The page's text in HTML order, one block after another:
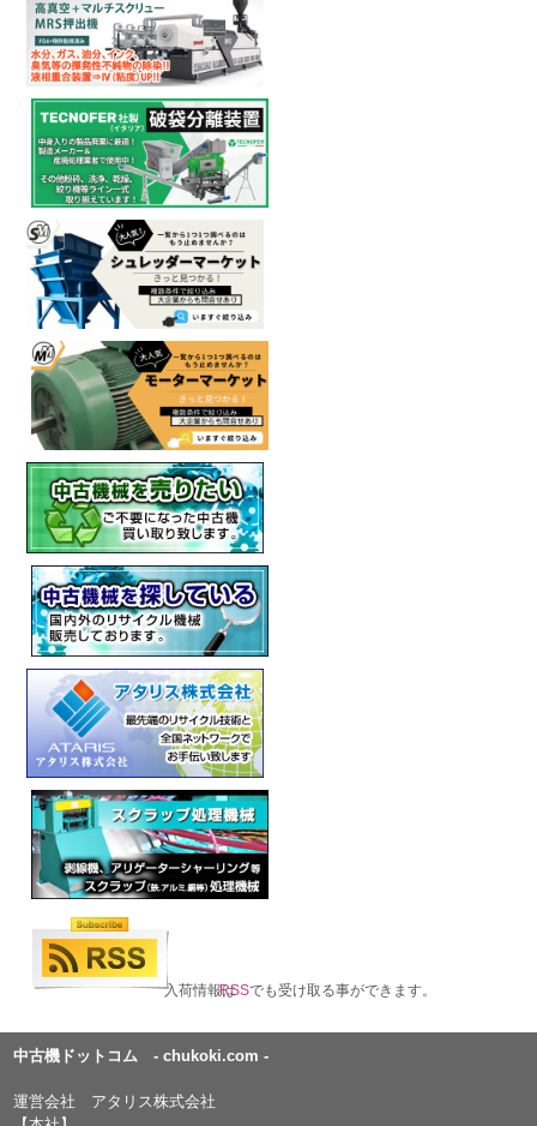
入荷情報はRSSでも受け取る事ができます。
中古機ドットコム - chukoki.com -
運営会社 アタリス株式会社